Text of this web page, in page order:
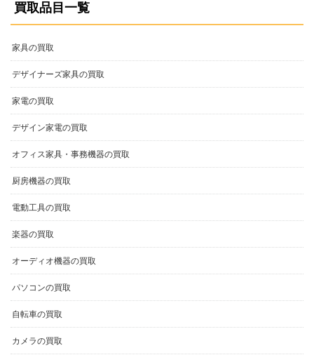
買取品目一覧
家具の買取
デザイナーズ家具の買取
家電の買取
デザイン家電の買取
オフィス家具・事務機器の買取
厨房機器の買取
電動工具の買取
楽器の買取
オーディオ機器の買取
パソコンの買取
自転車の買取
カメラの買取